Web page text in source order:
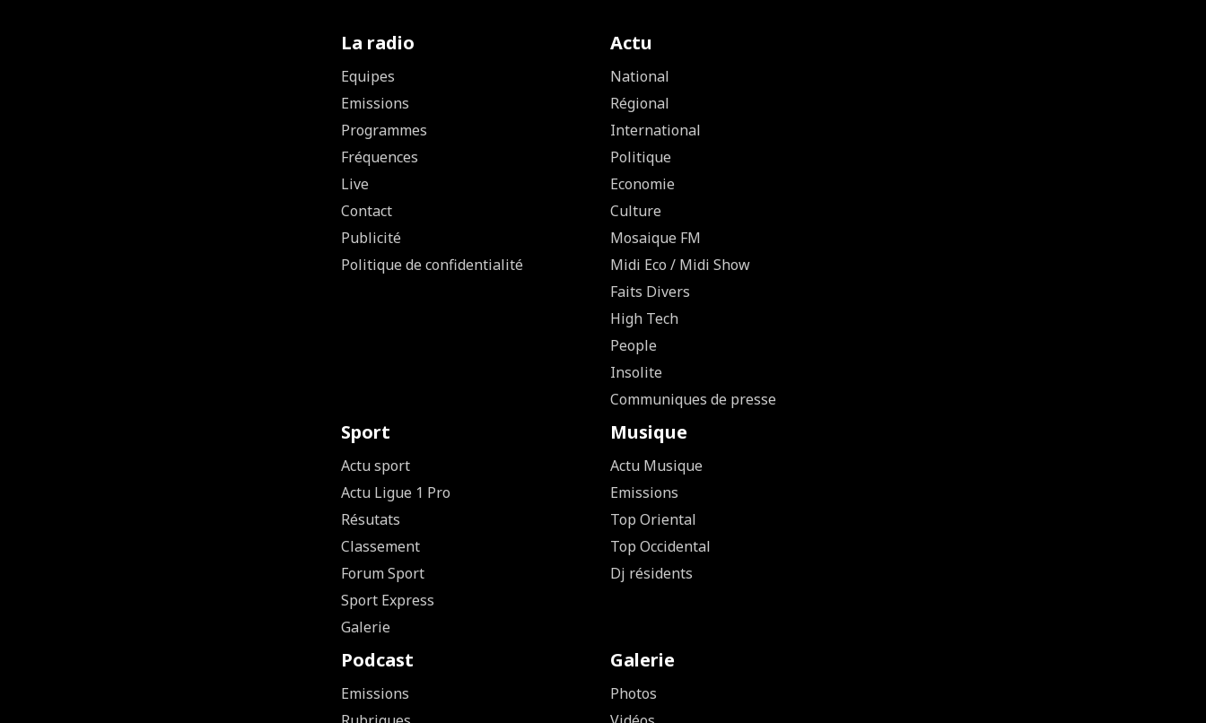
La radio
Equipes
Emissions
Programmes
Fréquences
Live
Contact
Publicité
Politique de confidentialité
Actu
National
Régional
International
Politique
Economie
Culture
Mosaique FM
Midi Eco / Midi Show
Faits Divers
High Tech
People
Insolite
Communiques de presse
Sport
Actu sport
Actu Ligue 1 Pro
Résutats
Classement
Forum Sport
Sport Express
Galerie
Musique
Actu Musique
Emissions
Top Oriental
Top Occidental
Dj résidents
Podcast
Emissions
Galerie
Photos